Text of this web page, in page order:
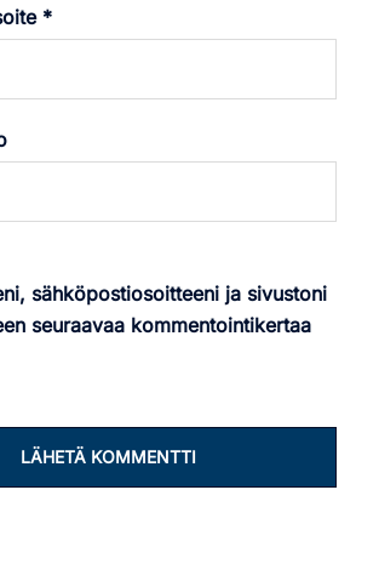
*
sähköpostiosoitteeni ja sivustoni
seuraavaa kommentointikertaa